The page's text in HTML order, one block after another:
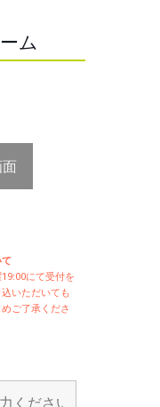
ム
にて受付を
いただいても
ご了承くださ